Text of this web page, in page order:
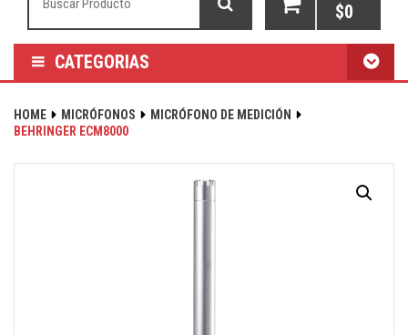
$0
CATEGORIAS
HOME MICRÓFONOS
MICRÓFONO DE MEDICIÓN
BEHRINGER ECM8000